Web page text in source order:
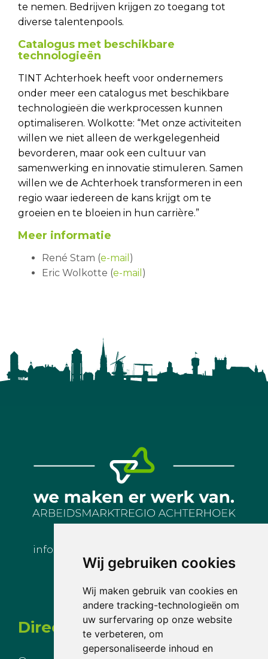
Wij gebruiken cookies
Wij maken gebruik van cookies en
andere tracking-technologieën om
uw surfervaring op onze website
te verbeteren, om
gepersonaliseerde inhoud en
te nemen. Bedrijven krijgen zo toegang tot
diverse talentenpools.
Catalogus met beschikbare
technologieën
TINT Achterhoek heeft voor ondernemers
onder meer een catalogus met beschikbare
technologieën die werkprocessen kunnen
optimaliseren. Wolkotte: “Met onze activiteiten
willen we niet alleen de werkgelegenheid
bevorderen, maar ook een cultuur van
samenwerking en innovatie stimuleren. Samen
willen we de Achterhoek transformeren in een
regio waar iedereen de kans krijgt om te
groeien en te bloeien in hun carrière.”
Meer informatie
René Stam (e-mail )
Eric Wolkotte (e-mail )
info@arbeidsmarktregioachterhoek.nl
Direct naar